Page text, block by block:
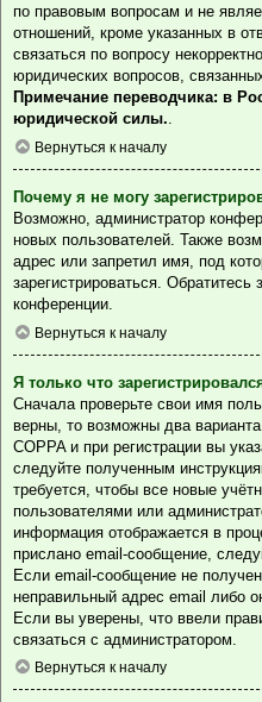
по правовым вопросам и не
отношений, кроме указанных в
связаться по вопросу
юридических вопросов,
Примечание переводчика: в
юридической силы..
Вернуться к началу
Почему я не могу
Возможно, администратор
новых пользователей. Также
адрес или запретил имя, под
зарегистрироваться.
конференции.
Вернуться к началу
Я только что
Сначала проверьте свои имя
верны, то возможны два
COPPA и при регистрации вы
следуйте полученным
требуется, чтобы все новые
пользователями или
информация отображается в
прислано email-сообщение,
Если email-сообщение не
неправильный адрес email либо
Если вы уверены, что ввели
связаться с администратором.
Вернуться к началу